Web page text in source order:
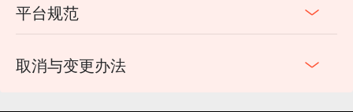
平台规范
取消与变更办法